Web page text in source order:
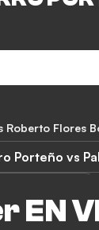
Roberto Flores
EN
Porteño vs